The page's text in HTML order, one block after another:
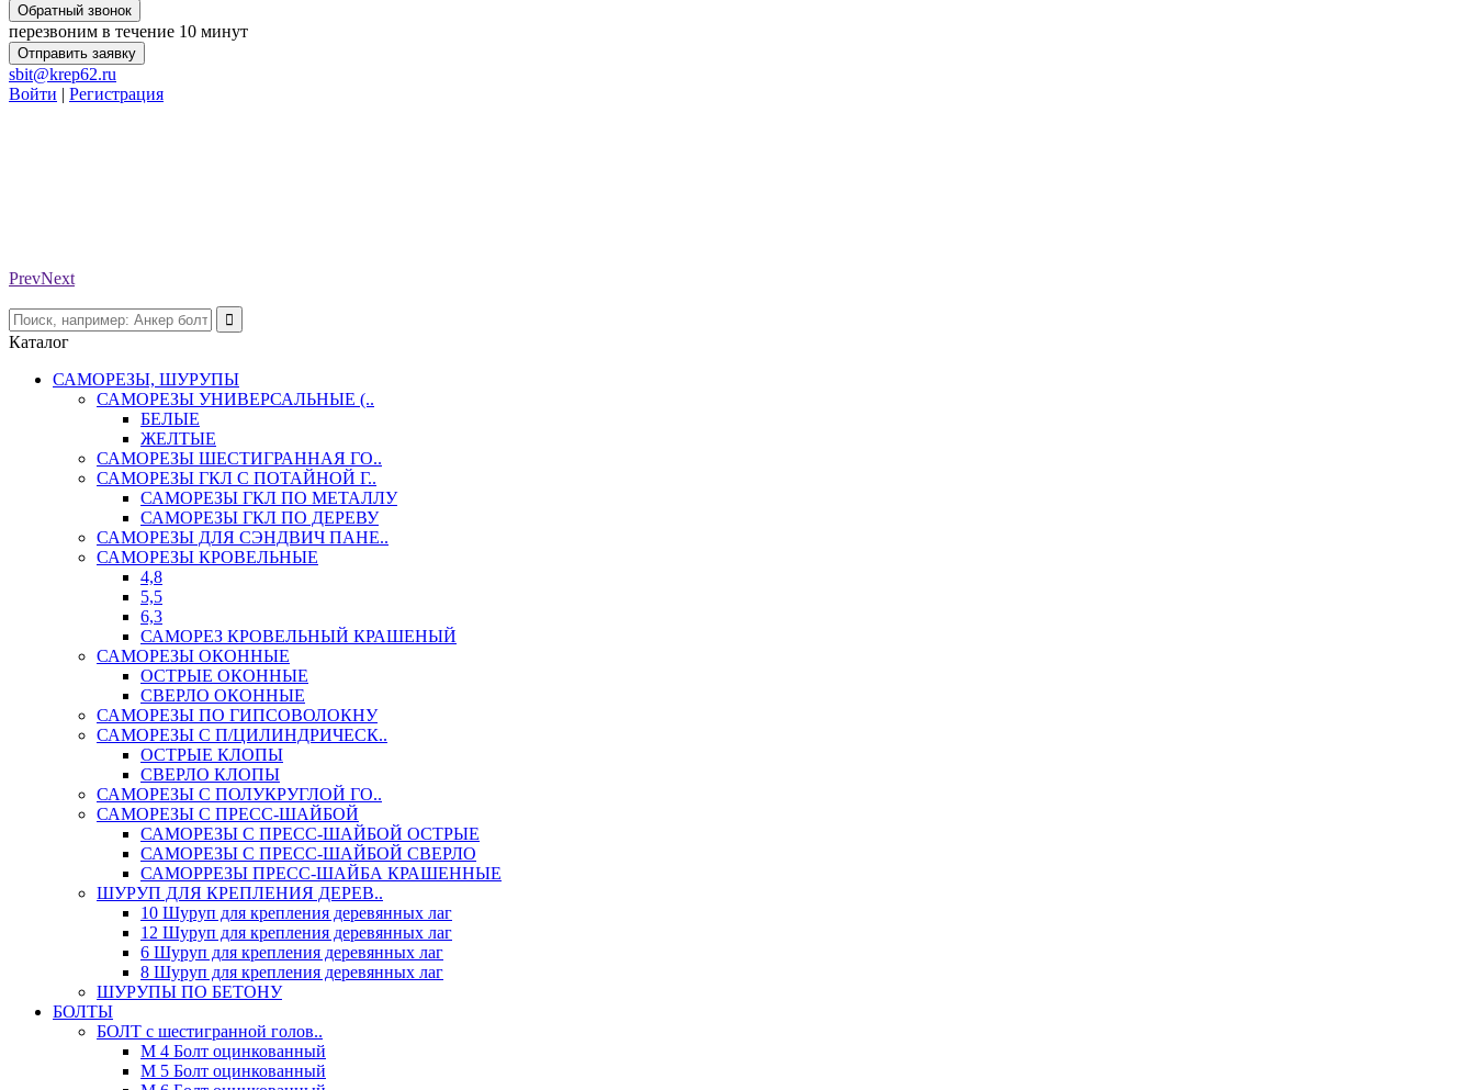
Обратный звонок
перезвоним в течение 10 минут
Отправить заявку
sbit@krep62.ru
Войти | Регистрация
PrevNext
Каталог
САМОРЕЗЫ, ШУРУПЫ
САМОРЕЗЫ УНИВЕРСАЛЬНЫЕ (..
БЕЛЫЕ
ЖЕЛТЫЕ
САМОРЕЗЫ ШЕСТИГРАННАЯ ГО..
САМОРЕЗЫ ГКЛ С ПОТАЙНОЙ Г..
САМОРЕЗЫ ГКЛ ПО МЕТАЛЛУ
САМОРЕЗЫ ГКЛ ПО ДЕРЕВУ
САМОРЕЗЫ ДЛЯ СЭНДВИЧ ПАНЕ..
САМОРЕЗЫ КРОВЕЛЬНЫЕ
4,8
5,5
6,3
САМОРЕЗ КРОВЕЛЬНЫЙ КРАШЕНЫЙ
САМОРЕЗЫ ОКОННЫЕ
ОСТРЫЕ ОКОННЫЕ
СВЕРЛО ОКОННЫЕ
САМОРЕЗЫ ПО ГИПСОВОЛОКНУ
САМОРЕЗЫ С П/ЦИЛИНДРИЧЕСК..
ОСТРЫЕ КЛОПЫ
СВЕРЛО КЛОПЫ
САМОРЕЗЫ С ПОЛУКРУГЛОЙ ГО..
САМОРЕЗЫ С ПРЕСС-ШАЙБОЙ
САМОРЕЗЫ С ПРЕСС-ШАЙБОЙ ОСТРЫЕ
САМОРЕЗЫ С ПРЕСС-ШАЙБОЙ СВЕРЛО
САМОРРЕЗЫ ПРЕСС-ШАЙБА КРАШЕННЫЕ
ШУРУП ДЛЯ КРЕПЛЕНИЯ ДЕРЕВ..
10 Шуруп для крепления деревянных лаг
12 Шуруп для крепления деревянных лаг
6 Шуруп для крепления деревянных лаг
8 Шуруп для крепления деревянных лаг
ШУРУПЫ ПО БЕТОНУ
БОЛТЫ
БОЛТ с шестигранной голов..
М 4 Болт оцинкованный
М 5 Болт оцинкованный